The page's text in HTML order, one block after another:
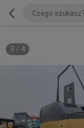
3 / 4